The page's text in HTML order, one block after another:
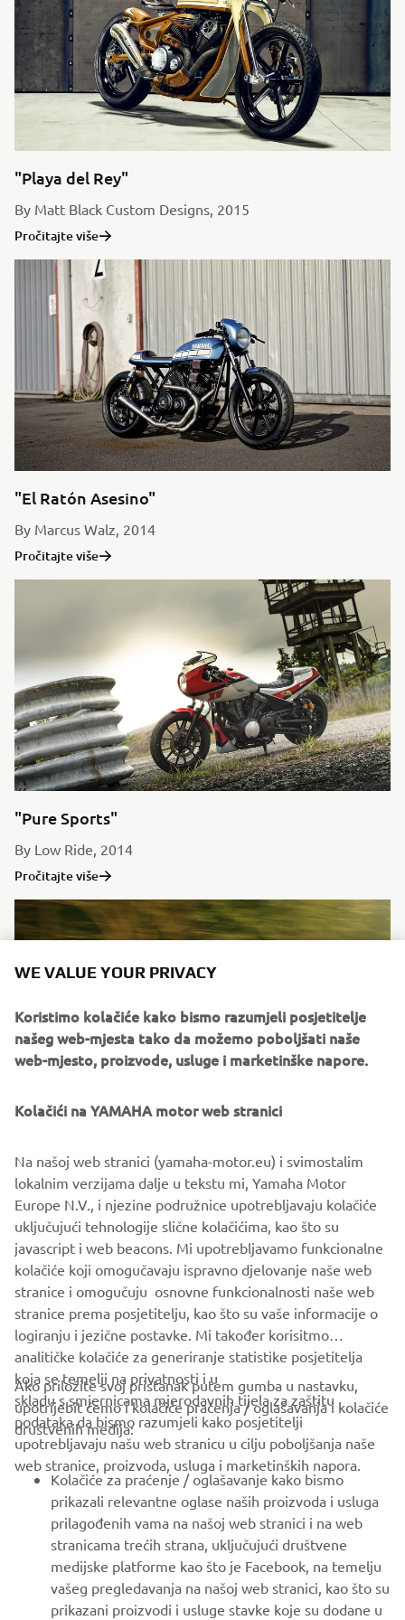
"Playa del Rey"
By Matt Black Custom Designs, 2015
Pročitajte više
"El Ratón Asesino"
By Marcus Walz, 2014
Pročitajte više
"Pure Sports"
By Low Ride, 2014
Pročitajte više
By Benders, 2014
XV950 PRODUCTION MODEL
CORPORATE
FOR BUSINESS
MORE YAMAHA
SUPPORT
WE VALUE YOUR PRIVACY
Koristimo kolačiće kako bismo razumjeli posjetitelje
našeg web-mjesta tako da možemo poboljšati naše
web-mjesto, proizvode, usluge i marketinške napore.
Kolačići na YAMAHA motor web stranici
Na našoj web stranici (yamaha-motor.eu) i svimostalim
lokalnim verzijama dalje u tekstu mi, Yamaha Motor
Europe N.V., i njezine podružnice upotrebljavaju kolačiće
uključujući tehnologije slične kolačićima, kao što su
javascript i web beacons. Mi upotrebljavamo funkcionalne
kolačiće koji omogučavaju ispravno djelovanje naše web
stranice i omogučuju osnovne funkcionalnosti naše web
stranice prema posjetitelju, kao što su vaše informacije o
logiranju i jezične postavke. Mi također korisitmo
analitičke kolačiće za generiranje statistike posjetitelja
koja se temelji na privatnosti i u
skladu s smjernicama mjerodavnih tijela za zaštitu
podataka da bismo razumjeli kako posjetitelji
upotrebljavaju našu web stranicu u cilju poboljšanja naše
web stranice, proizvoda, usluga i marketinških napora.
Ako priložite svoj pristanak putem gumba u nastavku,
upotrijebit ćemo i kolačiće praćenja / oglašavanja i kolačiće
društvenih medija:
Kolačiće za praćenje / oglašavanje kako bismo
prikazali relevantne oglase naših proizvoda i usluga
prilagođenih vama na našoj web stranici i na web
stranicama trećih strana, uključujući društvene
medijske platforme kao što je Facebook, na temelju
vašeg pregledavanja na našoj web stranici, kao što su
prikazani proizvodi i usluge stavke koje su dodane u